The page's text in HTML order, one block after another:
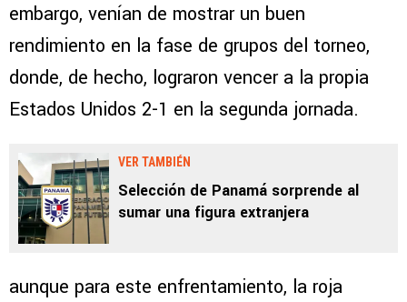
embargo, venían de mostrar un buen
rendimiento en la fase de grupos del torneo,
donde, de hecho, lograron vencer a la propia
Estados Unidos 2-1 en la segunda jornada.
VER TAMBIÉN
Selección de Panamá sorprende al
sumar una figura extranjera
aunque para este enfrentamiento, la roja